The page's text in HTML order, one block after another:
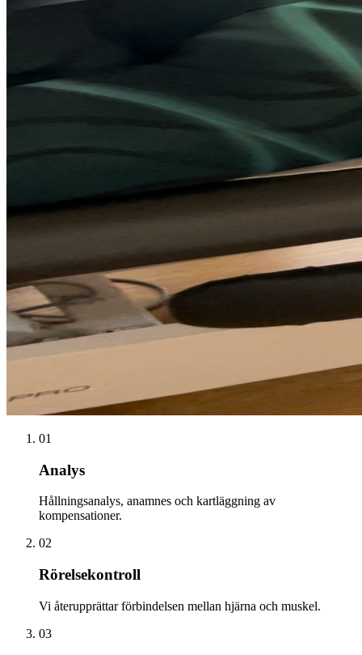
01
Analys
Hållningsanalys, anamnes och kartläggning av
kompensationer.
02
Rörelsekontroll
Vi återupprättar förbindelsen mellan hjärna och muskel.
03